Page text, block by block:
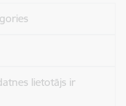
lietotājs ir